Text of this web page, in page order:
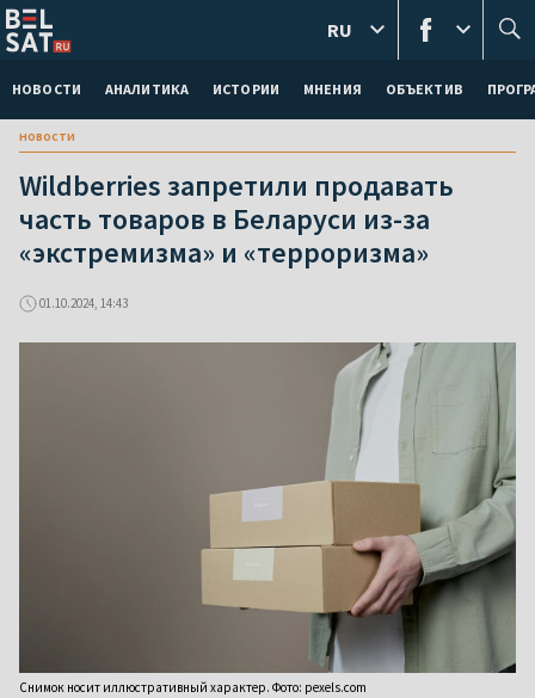
НОВОСТИ АНАЛИТИКА ИСТОРИИ МНЕНИЯ ОБЪЕКТИВ
RU
новости
Wildberries запретили продавать
часть товаров в Беларуси из-за
«экстремизма» и «терроризма»
01.10.2024, 14:43
Снимок носит иллюстративный характер. Фото: pexels.com